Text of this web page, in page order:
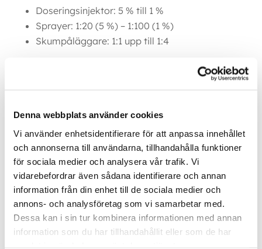
Denna webbplats använder cookies
Vi använder enhetsidentifierare för att anpassa innehållet
och annonserna till användarna, tillhandahålla funktioner
för sociala medier och analysera vår trafik. Vi
vidarebefordrar även sådana identifierare och annan
information från din enhet till de sociala medier och
annons- och analysföretag som vi samarbetar med.
Dessa kan i sin tur kombinera informationen med annan
information som du har tillhandahållit eller som de har
Doseringsinjektor: 5 % till 1 %
Sprayer: 1:20 (5 %) – 1:100 (1 %)
Skumpåläggare: 1:1 upp till 1:4
APPLICERING
Lågtrycksspruta eller skumpåläggare.
Låt verka 3-6 min, vid behov bearbeta med
borste / svamp (Skall ej torka före
avspolning).
Spolas av med riklig mängd vatten.